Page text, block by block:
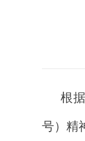
根据
号）精